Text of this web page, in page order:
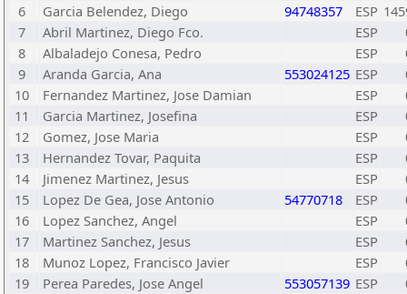
6
Garcia Belendez, Diego 94748357 ESP
7
Abril Martinez, Diego Fco. ESP
8
Albaladejo Conesa, Pedro ESP
9
Aranda Garcia, Ana 553024125 ESP
10
Fernandez Martinez, Jose Damian ESP
11
Garcia Martinez, Josefina ESP
12
Gomez, Jose Maria ESP
13
Hernandez Tovar, Paquita ESP
14
Jimenez Martinez, Jesus ESP
15
Lopez De Gea, Jose Antonio 54770718 ESP
16
Lopez Sanchez, Angel ESP
17
Martinez Sanchez, Jesus ESP
18
Munoz Lopez, Francisco Javier ESP
19
Perea Paredes, Jose Angel 553057139 ESP